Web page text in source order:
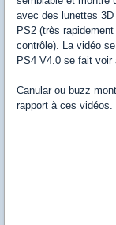
avec des lunettes
PS2 (très
contrôle). La vidéo
PS4 V4.0 se fait voir
Canular ou buzz
rapport à ces vidéos.